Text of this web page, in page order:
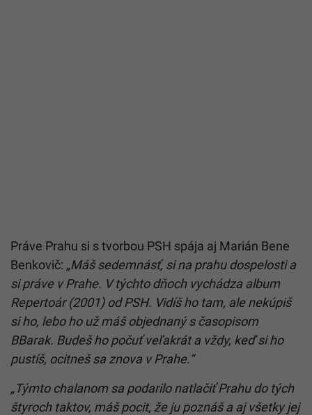
Práve Prahu si s tvorbou PSH spája aj Marián Bene
Benkovič: „Máš sedemnásť, si na prahu dospelosti a
si práve v Prahe. V týchto dňoch vychádza album
Repertoár (2001) od PSH. Vidíš ho tam, ale nekúpiš
si ho, lebo ho už máš objednaný s časopisom
BBarak. Budeš ho počuť veľakrát a vždy, keď si ho
pustíš, ocitneš sa znova v Prahe.“
„Týmto chalanom sa podarilo natlačiť Prahu do tých
štyroch taktov, máš pocit, že ju poznáš a aj všetky jej